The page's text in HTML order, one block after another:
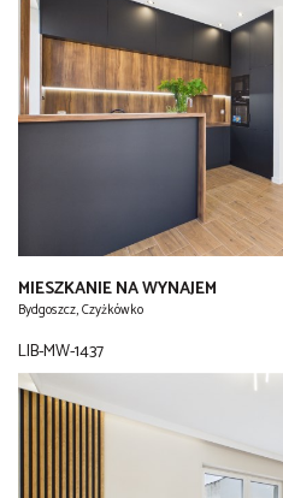
MIESZKANIE NA WYNAJEM
Bydgoszcz, Czyżkówko
LIB-MW-1437